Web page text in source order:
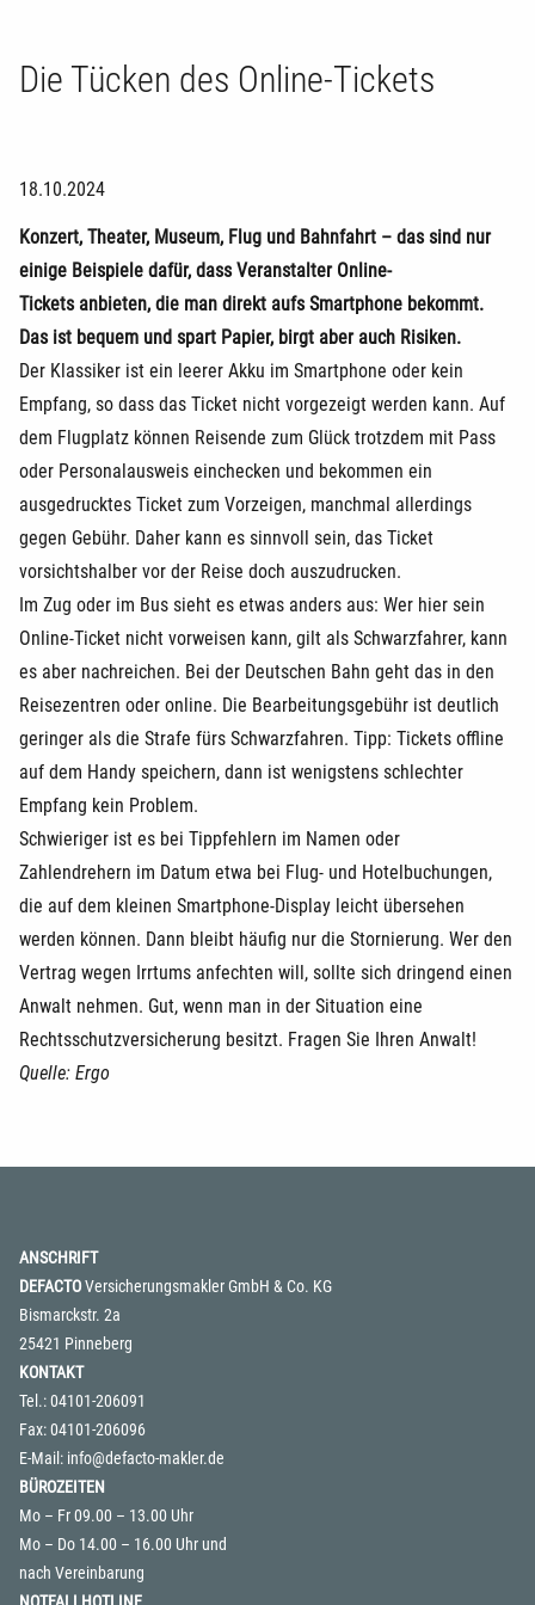
Die Tücken des Online-Tickets
18.10.2024
Konzert, Theater, Museum, Flug und Bahnfahrt – das sind nur
einige Beispiele dafür, dass Veranstalter Online-
Tickets anbieten, die man direkt aufs Smartphone bekommt.
Das ist bequem und spart Papier, birgt aber auch Risiken.
Der Klassiker ist ein leerer Akku im Smartphone oder kein
Empfang, so dass das Ticket nicht vorgezeigt werden kann. Auf
dem Flugplatz können Reisende zum Glück trotzdem mit Pass
oder Personalausweis einchecken und bekommen ein
ausgedrucktes Ticket zum Vorzeigen, manchmal allerdings
gegen Gebühr. Daher kann es sinnvoll sein, das Ticket
vorsichtshalber vor der Reise doch auszudrucken.
Im Zug oder im Bus sieht es etwas anders aus: Wer hier sein
Online-Ticket nicht vorweisen kann, gilt als Schwarzfahrer, kann
es aber nachreichen. Bei der Deutschen Bahn geht das in den
Reisezentren oder online. Die Bearbeitungsgebühr ist deutlich
geringer als die Strafe fürs Schwarzfahren. Tipp: Tickets offline
auf dem Handy speichern, dann ist wenigstens schlechter
Empfang kein Problem.
Schwieriger ist es bei Tippfehlern im Namen oder
Zahlendrehern im Datum etwa bei Flug- und Hotelbuchungen,
die auf dem kleinen Smartphone-Display leicht übersehen
werden können. Dann bleibt häufig nur die Stornierung. Wer den
Vertrag wegen Irrtums anfechten will, sollte sich dringend einen
Anwalt nehmen. Gut, wenn man in der Situation eine
Rechtsschutzversicherung besitzt. Fragen Sie Ihren Anwalt!
Quelle: Ergo
ANSCHRIFT
DEFACTOVersicherungsmakler GmbH & Co. KG
Bismarckstr. 2a
25421 Pinneberg
KONTAKT
Tel.: 04101-206091
Fax: 04101-206096
E-Mail: info@defacto-makler.de
BÜROZEITEN
Mo – Fr 09.00 – 13.00 Uhr
Mo – Do 14.00 – 16.00 Uhr und
nach Vereinbarung